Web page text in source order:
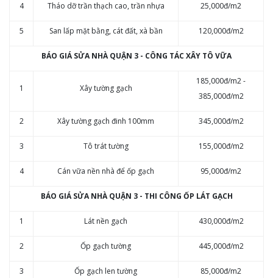
4 Tháo dỡ trần thạch cao, trần nhựa 25,000đ/m2
5 San lấp mặt bằng, cát đất, xà bần 120,000đ/m2
BÁO GIÁ SỬA NHÀ QUẬN 3 - CÔNG TÁC XÂY TÔ VỮA
1 Xây tường gạch
185,000đ/m2 -
385,000đ/m2
2 Xây tường gạch đinh 100mm 345,000đ/m2
3 Tô trát tường 155,000đ/m2
4 Cán vữa nền nhà để ốp gạch 95,000đ/m2
BÁO GIÁ SỬA NHÀ QUẬN 3 - ​THI CÔNG ỐP LÁT GẠCH
1 Lát nền gạch 430,000đ/m2
2 Ốp gạch tường 445,000đ/m2
3 Ốp gạch len tường 85,000đ/m2